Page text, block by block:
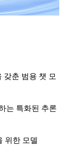
갖춘 범용 챗 모
는 특화된 추론
위한 모델